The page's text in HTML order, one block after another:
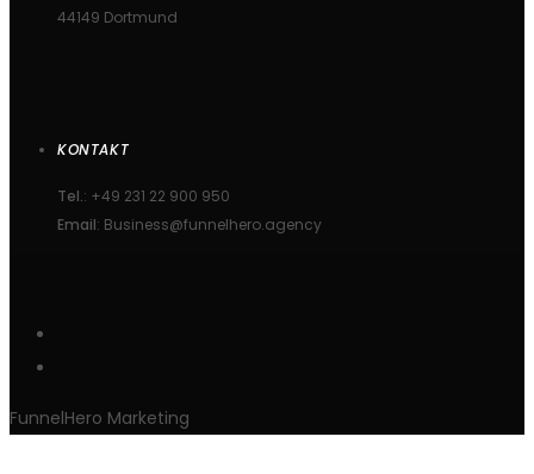
44149 Dortmund
KONTAKT
Tel.: +49 231 22 900 950
Email: Business@funnelhero.agency
FunnelHero Marketing